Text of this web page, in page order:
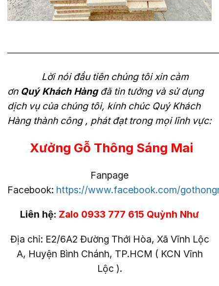
Lời nói đầu tiên chúng tôi xin cảm
ơn Quý Khách Hàngđã tin tưởng và sử dụng
dịch vụ của chúng tôi, kính chúc Quý Khách
Hàng thành công , phát đạt trong mọi lĩnh vực:
Xưởng Gỗ Thông Sáng Mai
Fanpage
Facebook: https://www.facebook.com/
Liên hệ: Zalo 0933 777 615 Quỳnh Như
Địa chỉ: E2/6A2 Đường Thới Hòa, Xã Vĩnh Lộc
A, Huyện Bình Chánh, TP.HCM ( KCN Vĩnh
Lộc ).